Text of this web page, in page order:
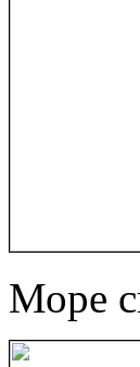
Море